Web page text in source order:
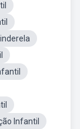
Infantil